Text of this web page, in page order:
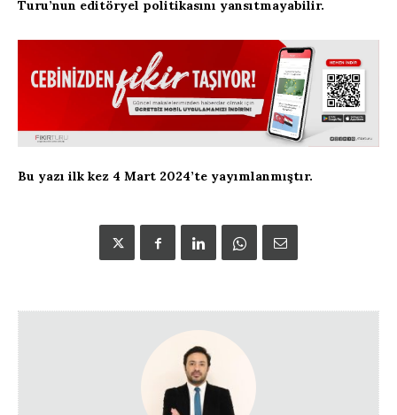
Turu’nun editöryel politikasını yansıtmayabilir.
Bu yazı ilk kez 4 Mart 2024’te yayımlanmıştır.